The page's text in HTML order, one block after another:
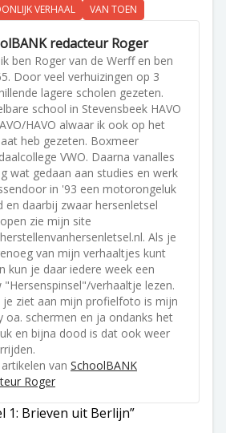
VERHAAL VAN TOEN
redacteur Roger
ben Roger van de Werff en ben
Door veel verhuizingen op 3
lagere scholen gezeten.
school in Stevensbeek HAVO
HAVO alwaar ik ook op het
heb gezeten. Boxmeer
VWO. Daarna vanalles
wat gedaan aan studies en werk
in '93 een motorongeluk
en daarbij zwaar hersenletsel
zie mijn site
Als je
van mijn verhaaltjes kunt
kun je daar iedere week een
"Hersenspinsel"/verhaaltje lezen.
je ziet aan mijn profielfoto is mijn
oa. schermen en ja ondanks het
en bijna dood is dat ook weer
van SchoolBANK
Roger
1: Brieven uit Berlijn”